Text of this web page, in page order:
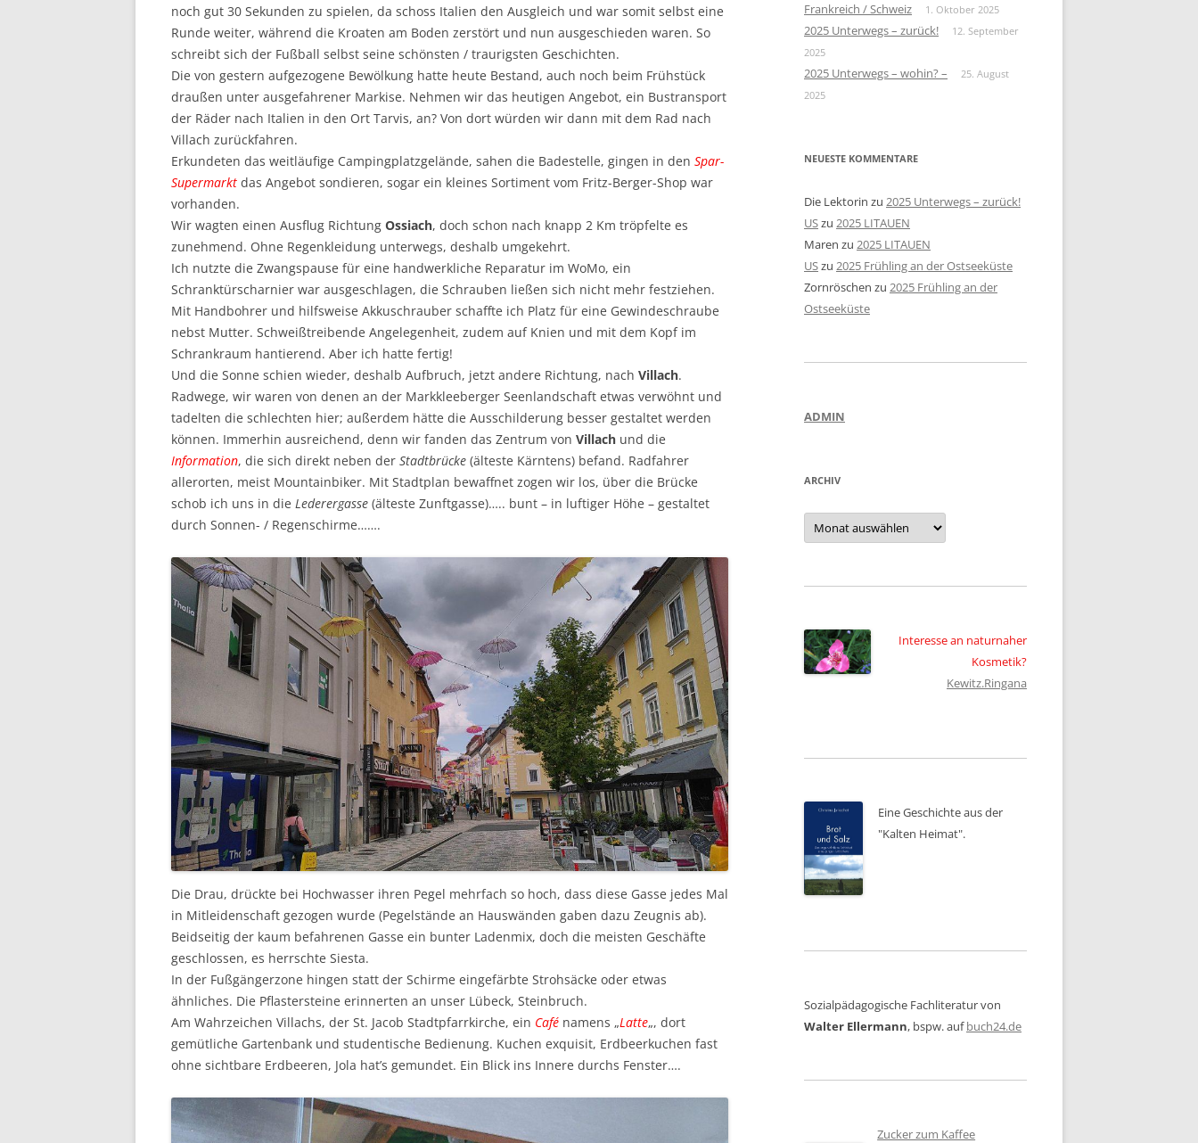
noch gut 30 Sekunden zu spielen, da schoss Italien den Ausgleich und war somit selbst eine
Runde weiter, während die Kroaten am Boden zerstört und nun ausgeschieden waren. So
schreibt sich der Fußball selbst seine schönsten / traurigsten Geschichten.
Die von gestern aufgezogene Bewölkung hatte heute Bestand, auch noch beim Frühstück
draußen unter ausgefahrener Markise. Nehmen wir das heutigen Angebot, ein Bustransport
der Räder nach Italien in den Ort Tarvis, an? Von dort würden wir dann mit dem Rad nach
Villach zurückfahren.
Erkundeten das weitläufige Campingplatzgelände, sahen die Badestelle, gingen in den Spar-
Supermarkt das Angebot sondieren, sogar ein kleines Sortiment vom Fritz-Berger-Shop war
vorhanden.
Wir wagten einen Ausflug Richtung Ossiach, doch schon nach knapp 2 Km tröpfelte es
zunehmend. Ohne Regenkleidung unterwegs, deshalb umgekehrt.
Ich nutzte die Zwangspause für eine handwerkliche Reparatur im WoMo, ein
Schranktürscharnier war ausgeschlagen, die Schrauben ließen sich nicht mehr festziehen.
Mit Handbohrer und hilfsweise Akkuschrauber schaffte ich Platz für eine Gewindeschraube
nebst Mutter. Schweißtreibende Angelegenheit, zudem auf Knien und mit dem Kopf im
Schrankraum hantierend. Aber ich hatte fertig!
Und die Sonne schien wieder, deshalb Aufbruch, jetzt andere Richtung, nach Villach.
Radwege, wir waren von denen an der Markkleeberger Seenlandschaft etwas verwöhnt und
tadelten die schlechten hier; außerdem hätte die Ausschilderung besser gestaltet werden
können. Immerhin ausreichend, denn wir fanden das Zentrum von Villach und die
Information, die sich direkt neben der Stadtbrücke (älteste Kärntens) befand. Radfahrer
allerorten, meist Mountainbiker. Mit Stadtplan bewaffnet zogen wir los, über die Brücke
schob ich uns in die Lederergasse (älteste Zunftgasse)….. bunt – in luftiger Höhe – gestaltet
durch Sonnen- / Regenschirme…….
Die Drau, drückte bei Hochwasser ihren Pegel mehrfach so hoch, dass diese Gasse jedes Mal
in Mitleidenschaft gezogen wurde (Pegelstände an Hauswänden gaben dazu Zeugnis ab).
Beidseitig der kaum befahrenen Gasse ein bunter Ladenmix, doch die meisten Geschäfte
geschlossen, es herrschte Siesta.
In der Fußgängerzone hingen statt der Schirme eingefärbte Strohsäcke oder etwas
ähnliches. Die Pflastersteine erinnerten an unser Lübeck, Steinbruch.
Am Wahrzeichen Villachs, der St. Jacob Stadtpfarrkirche, ein Café namens „Latte„, dort
gemütliche Gartenbank und studentische Bedienung. Kuchen exquisit, Erdbeerkuchen fast
ohne sichtbare Erdbeeren, Jola hat’s gemundet. Ein Blick ins Innere durchs Fenster….
Frankreich / Schweiz
1. Oktober 2025
2025 Unterwegs – zurück!
12. September
2025
2025 Unterwegs – wohin? –
25. August
2025
NEUESTE KOMMENTARE
Die Lektorin zu 2025 Unterwegs – zurück!
USzu 2025 LITAUEN
Maren zu 2025 LITAUEN
USzu 2025 Frühling an der Ostseeküste
Zornröschen zu 2025 Frühling an der
Ostseeküste
ADMIN
ARCHIV
Archiv
Interesse an naturnaher
Kosmetik?
Kewitz.Ringana
Eine Geschichte aus der
"Kalten Heimat".
Sozialpädagogische Fachliteratur von
Walter Ellermann, bspw. aufbuch24.de
Zucker zum Kaffee